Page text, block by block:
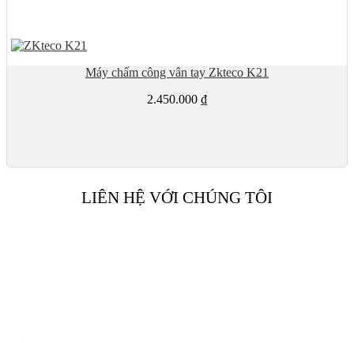
Máy chấm công vân tay Zkteco K21
2.450.000 ₫
LIÊN HỆ VỚI CHÚNG TÔI